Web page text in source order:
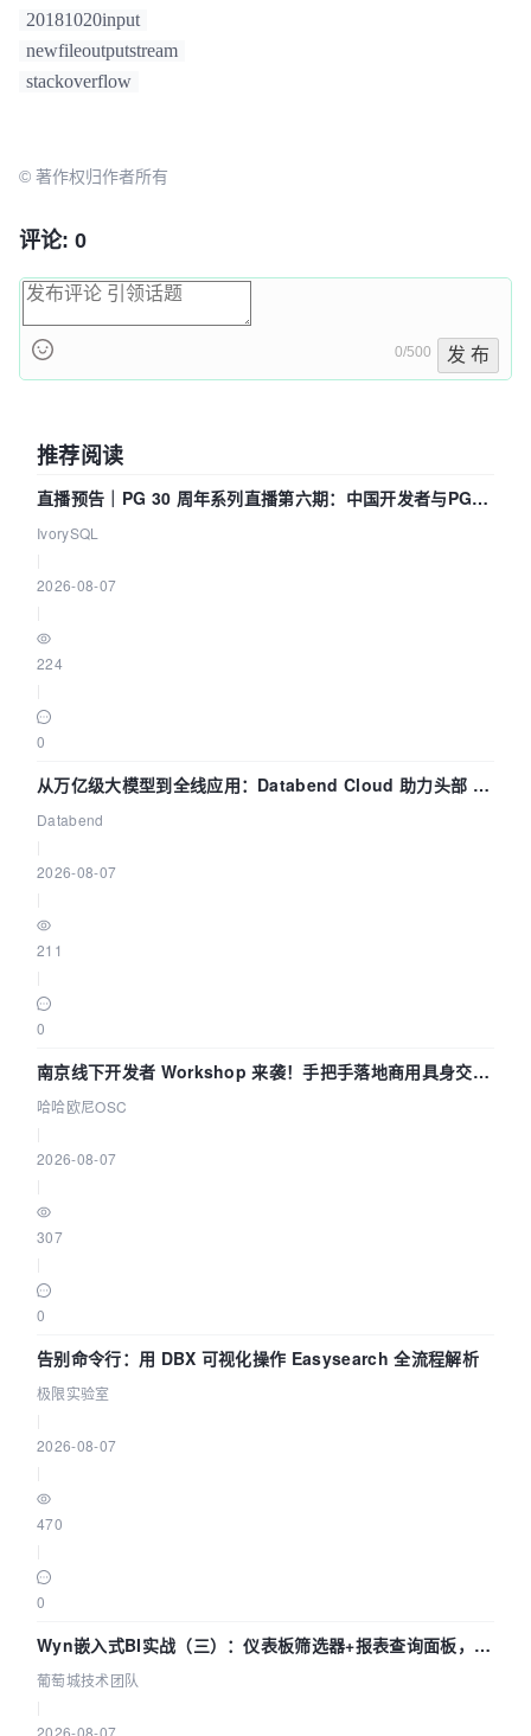
20181020input
newfileoutputstream
stackoverflow
© 著作权归作者所有
评论: 0
0/500 发 布
推荐阅读
直播预告｜PG 30 周年系列直播第六期：中国开发者与PG内
核——我们改得动吗？我们贡献了什么？
IvorySQL
2026-08-07
224
0
从万亿级大模型到全线应用：Databend Cloud 助力头部 AI
企业构建全链路 Trace 数据管道
Databend
2026-08-07
211
0
南京线下开发者 Workshop 来袭！手把手落地商用具身交互
智能 Agent 应用
哈哈欧尼OSC
2026-08-07
307
0
告别命令行：用 DBX 可视化操作 Easysearch 全流程解析
极限实验室
2026-08-07
470
0
Wyn嵌入式BI实战（三）：仪表板筛选器+报表查询面板，参
数联动全闭环
葡萄城技术团队
2026-08-07